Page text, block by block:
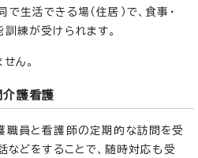
生活できる場（住居）で、食事・
練が受けられます。
ん。
介護看護
職員と看護師の定期的な訪問を受
などをすることで、随時対応も受